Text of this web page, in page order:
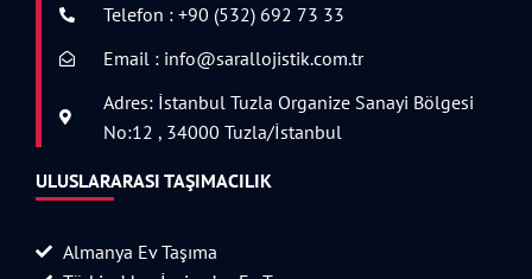
Telefon : +90 (532) 692 73 33
Email : info@sarallojistik.com.tr
Adres: İstanbul Tuzla Organize Sanayi Bölgesi
No:12 , 34000 Tuzla/İstanbul
ULUSLARARASI TAŞIMACILIK
Almanya Ev Taşıma